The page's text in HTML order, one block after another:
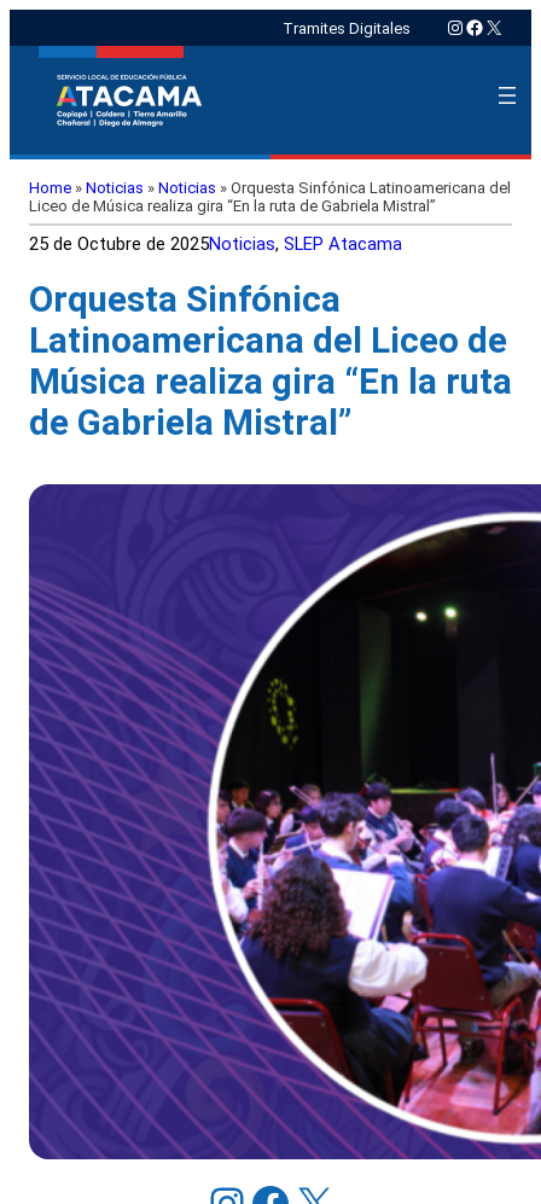
Tramites Digitales Instagram
X
Home » Noticias » Noticias » Orquesta Sinfónica Latinoamericana del
Liceo de Música realiza gira “En la ruta de Gabriela Mistral”
25 de Octubre de 2025Noticias, SLEP Atacama
Orquesta Sinfónica
Latinoamericana del Liceo de
Música realiza gira “En la ruta
de Gabriela Mistral”